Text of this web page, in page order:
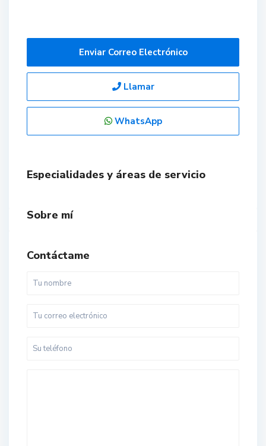
Enviar Correo Electrónico
Llamar
WhatsApp
Especialidades y áreas de servicio
Sobre mí
Contáctame